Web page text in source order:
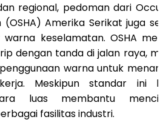
regional, pedoman dari
Amerika Serikat juga
keselamatan. OSHA
dengan tanda di jalan raya,
warna untuk
Meskipun standar ini
luas membantu
fasilitas industri.